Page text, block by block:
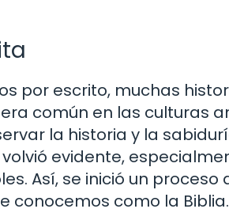
por escrito, muchas
común en las culturas
la historia y la
evidente,
Así, se inició un proceso
conocemos como la Biblia.